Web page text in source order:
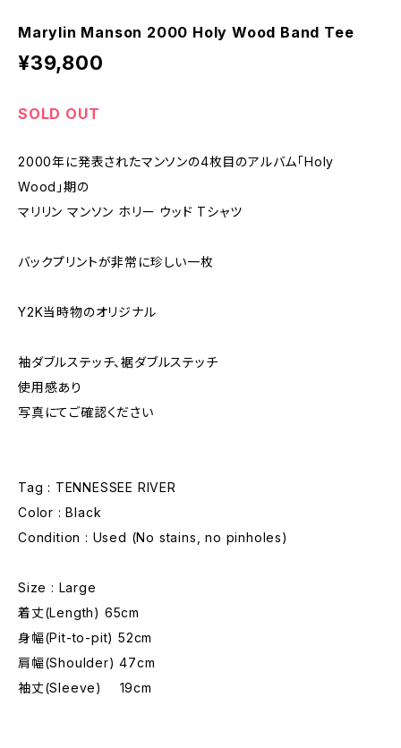
Marylin Manson 2000 Holy Wood Band Tee
¥39,800
SOLD OUT
2000年に発表されたマンソンの4枚目のアルバム「Holy
Wood」期の
マリリン マンソン ホリー ウッド Tシャツ
バックプリントが非常に珍しい一枚
Y2K当時物のオリジナル
袖ダブルステッチ、裾ダブルステッチ
使用感あり
写真にてご確認ください
Tag : TENNESSEE RIVER
Color : Black
Condition : Used (No stains, no pinholes)
Size : Large
着丈(Length) 65cm
身幅(Pit-to-pit) 52cm
肩幅(Shoulder) 47cm
袖丈(Sleeve) 19cm